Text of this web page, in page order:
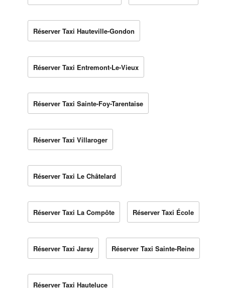
Réserver Taxi Hauteville-Gondon
Réserver Taxi Entremont-Le-Vieux
Réserver Taxi Sainte-Foy-Tarentaise
Réserver Taxi Villaroger
Réserver Taxi Le Châtelard
Réserver Taxi La Compôte Réserver Taxi École
Réserver Taxi Jarsy Réserver Taxi Sainte-Reine
Réserver Taxi Hauteluce